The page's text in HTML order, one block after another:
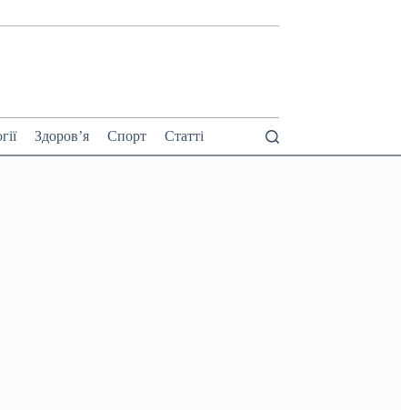
Здоров’я Спорт Статті